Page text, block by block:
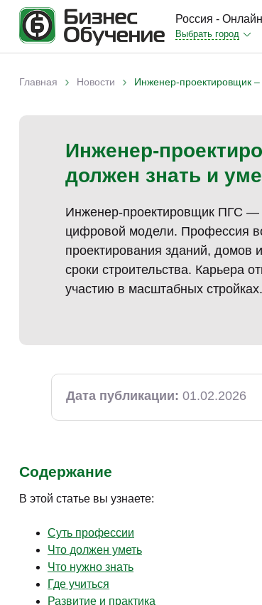
Россия - Онлайн
Выбрать город
Личная эффективность (307)
Промышленное обучение
Дизайн (343)
Красота и здоровье (77)
Иностранные языки (80)
Личностный рост (93)
Детские / подростковые (151)
Прочее (2861)
w ... (233)
Главная › Новости › Инженер-проектировщик –
Инженер-
должен знать и
Инженер-проектировщик ПГС —
цифровой модели. Профессия
проектирования зданий, домов
сроки строительства. Карьера
участию в масштабных стройках.
Дата публикации: 01.02.2026
Содержание
В этой статье вы узнаете:
Суть профессии
Что должен уметь
Что нужно знать
Где учиться
Развитие и практика